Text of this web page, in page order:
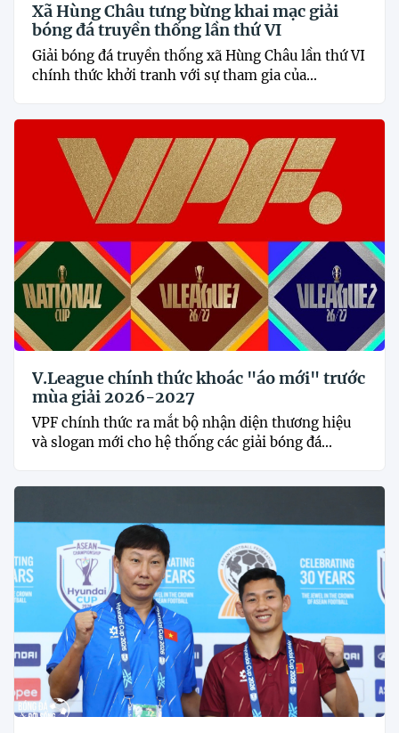
Xã Hùng Châu tưng bừng khai mạc giải
bóng đá truyền thống lần thứ VI
Giải bóng đá truyền thống xã Hùng Châu lần thứ VI
chính thức khởi tranh với sự tham gia của...
V.League chính thức khoác "áo mới" trước
mùa giải 2026-2027
VPF chính thức ra mắt bộ nhận diện thương hiệu
và slogan mới cho hệ thống các giải bóng đá...